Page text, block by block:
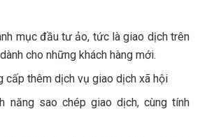
mục đầu tư ảo, tức là giao dịch trên
cho những khách hàng mới.
cấp thêm dịch vụ giao dịch xã hội
năng sao chép giao dịch, cùng tính